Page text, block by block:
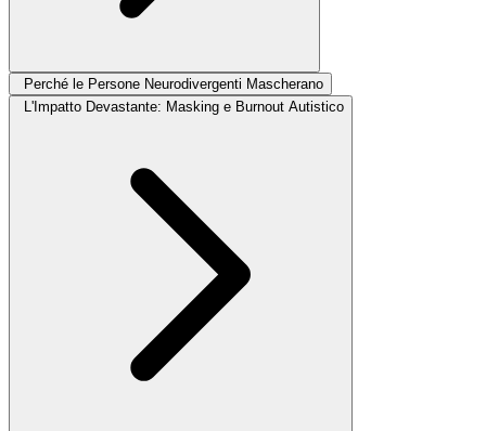
Perché le Persone Neurodivergenti Mascherano
L'Impatto Devastante: Masking e Burnout Autistico